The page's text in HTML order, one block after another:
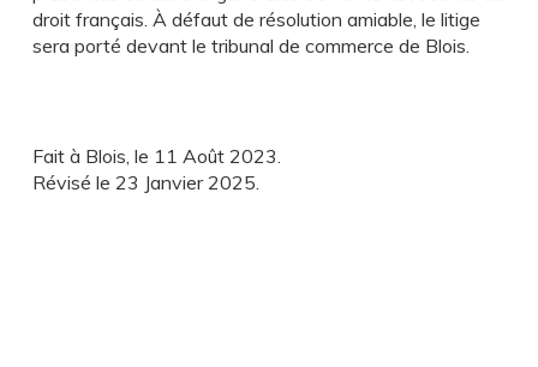
droit français. À défaut de résolution amiable, le litige
sera porté devant le tribunal de commerce de Blois.
Fait à Blois, le 11 Août 2023.
Révisé le 23 Janvier 2025.